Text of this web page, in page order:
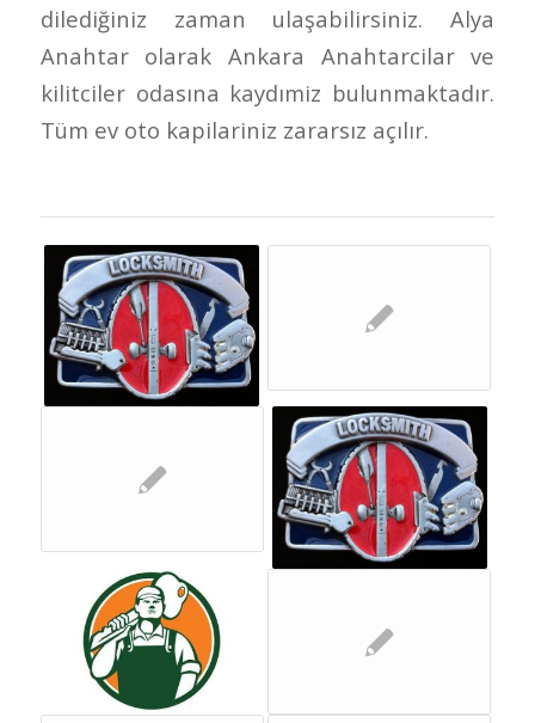
dilediğiniz zaman ulaşabilirsiniz. Alya
Anahtar olarak Ankara Anahtarcilar ve
kilitciler odasına kaydımiz bulunmaktadır.
Tüm ev oto kapilariniz zararsız açılır.